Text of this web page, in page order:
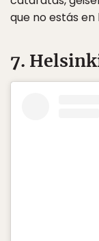
que no estás en
7.